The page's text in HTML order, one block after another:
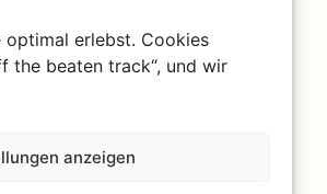
optimal erlebst. Cookies
the beaten track“, und wir
anzeigen